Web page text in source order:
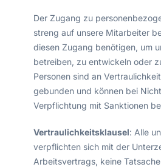
Der Zugang zu
streng auf unsere Mitarbeiter
diesen Zugang benötigen, um
betreiben, zu entwickeln oder
Personen sind an
gebunden und können bei
Verpflichtung mit Sanktionen
Vertraulichkeitsklausel: Alle
verpflichten sich mit der
Arbeitsvertrags, keine